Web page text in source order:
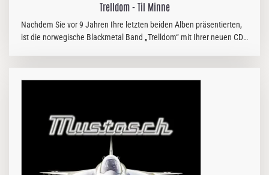
Trelldom - Til Minne
Nachdem Sie vor 9 Jahren Ihre letzten beiden Alben präsentierten,
ist die norwegische Blackmetal Band „Trelldom“ mit Ihrer neuen CD